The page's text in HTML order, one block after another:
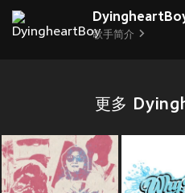
歌手简介
更多